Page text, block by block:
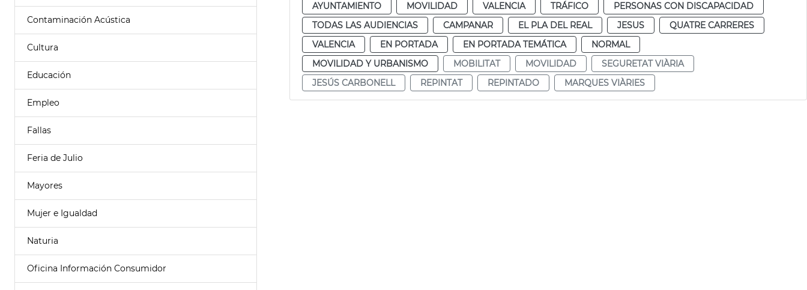
Contaminación Acústica
Cultura
Educación
Empleo
Fallas
Feria de Julio
Mayores
Mujer e Igualdad
Naturia
Oficina Información Consumidor
AYUNTAMIENTO MOVILIDAD VALENCIA TRÁFICO
PERSONAS CON DISCAPACIDAD
TODAS LAS AUDIENCIAS
CAMPANAR EL PLA DEL REAL JESUS
QUATRE CARRERES
VALENCIA
EN PORTADA EN PORTADA TEMÁTICA
NORMAL
MOVILIDAD Y URBANISMO
MOBILITAT MOVILIDAD
SEGURETAT VIÀRIA
JESÚS CARBONELL
REPINTAT REPINTADO MARQUES VIÀRIES